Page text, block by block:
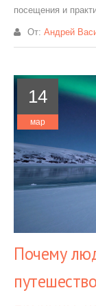
посещения и
От: Андрей
14
мар
Почему